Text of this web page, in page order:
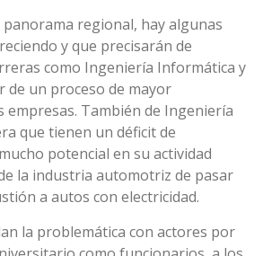
regional, hay algunas
y que precisarán de
como Ingeniería Informática y
de un proceso de mayor
empresas. También de Ingeniería
que tienen un déficit de
potencial en su actividad
la industria automotriz de pasar
a autos con electricidad.
la problemática con actores por